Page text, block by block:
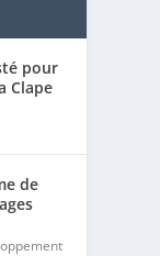
pour
Clape
de